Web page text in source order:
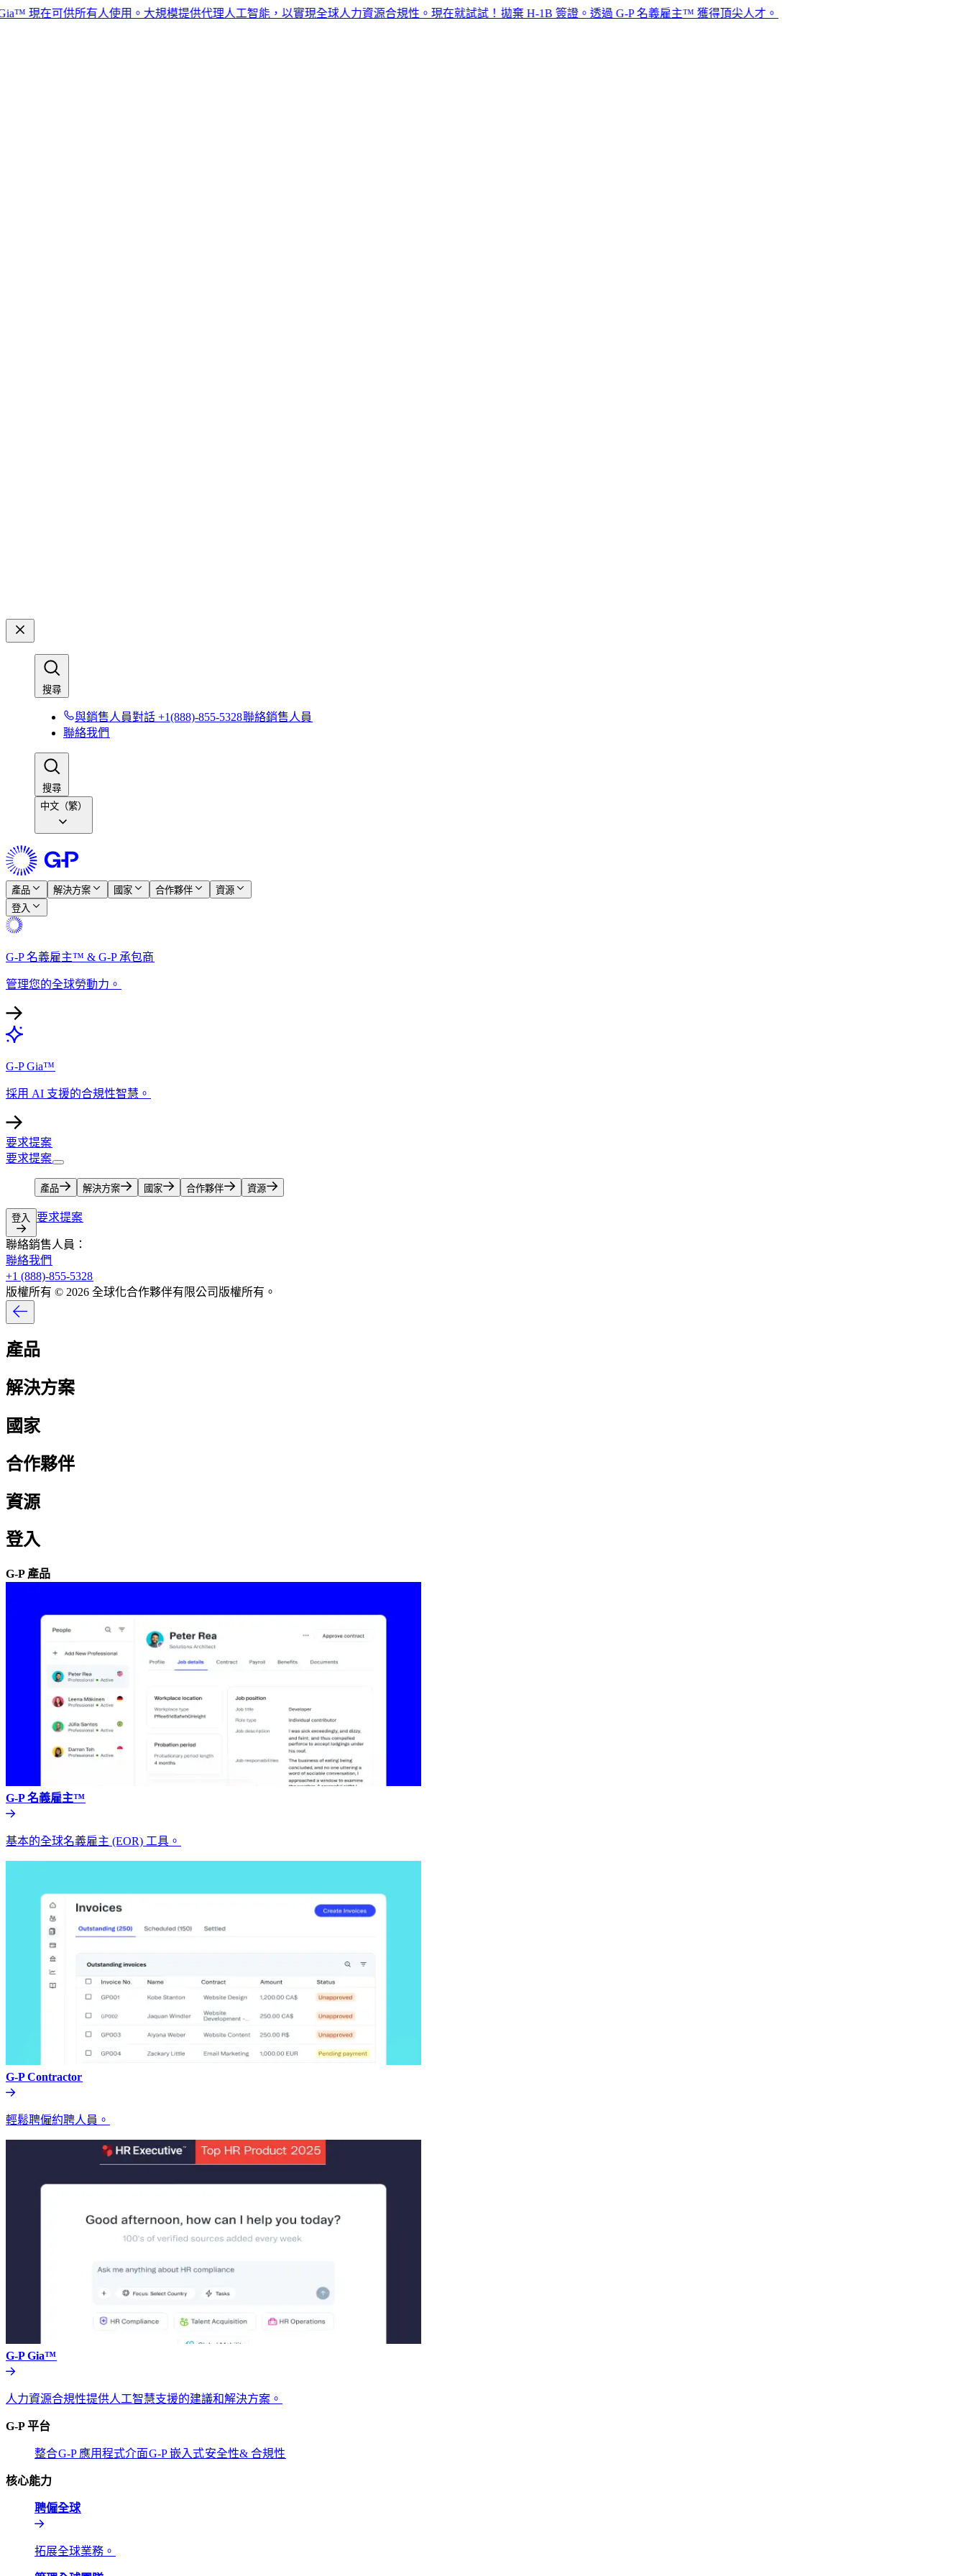
供所有人使用。大規模提供代理人工智能，以實現全球人力資源合規性。現在就試試！​​拋棄 H-1B 簽證。透過 G-P 名義雇主™ 獲得頂尖人才。​​
搜尋​​
與銷售人員對話 +1(888)-855-5328​​聯絡銷售人員​​
聯絡我們​​
搜尋​​
中文（繁）
產品​​ 解決方案​​ 國家​​ 合作夥伴​​
資源​​
登入​​
G-P 名義雇主™ & G-P 承包商​​
管理您的全球勞動力。​​
G-P Gia™​​
採用 AI 支援的合規性智慧。​​
要求提案​​
要求提案​​
產品​​ 解決方案​​ 國家​​ 合作夥伴​​ 資源​​
登入​​ 要求提案​​
聯絡銷售人員：​​
聯絡我們​​
+1 (888)-855-5328​​
版權所有 © 2026 全球化合作夥伴有限公司版權所有。​​
產品​​
解決方案​​
國家​​
合作夥伴​​
資源​​
登入​​
G-P 產品​​
G-P 名義雇主™​​
基本的全球名義雇主 (EOR) 工具。​​
G-P Contractor​​
輕鬆聘僱約聘人員。​​
G-P Gia™​​
人力資源合規性提供人工智慧支援的建議和解決方案。​​
G-P 平台​​
整合​​G-P 應用程式介面​​G-P 嵌入式​​安全性& 合規性​​
核心能力​​
聘僱全球​​
拓展全球業務。​​